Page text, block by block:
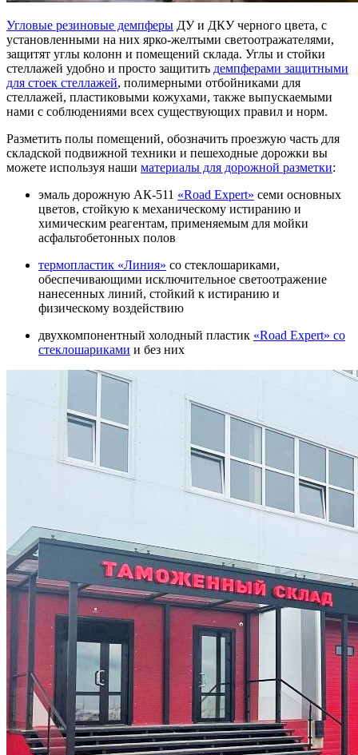
Угловые резиновые демпферы ДУ и ДКУ черного цвета, с
установленными на них ярко-желтыми светоотражателями,
защитят углы колонн и помещений склада. Углы и стойки
стеллажей удобно и просто защитить демпферами защитными
для стоек стеллажей, полимерными отбойниками для
стеллажей, пластиковыми кожухами, также выпускаемыми
нами с соблюдениями всех существующих правил и норм.
Разметить полы помещений, обозначить проезжую часть для
складской подвижной техники и пешеходные дорожки вы
можете используя наши материалы для дорожной разметки:
эмаль дорожную АК-511 «Road Expert» семи основных
цветов, стойкую к механическому истиранию и
химическим реагентам, применяемым для мойки
асфальтобетонных полов
термопластик «Линия» со стеклошариками,
обеспечивающими исключительное светоотражение
нанесенных линий, стойкий к истиранию и
физическому воздействию
двухкомпонентный холодный пластик «Road Expert» со
стеклошариками и без них